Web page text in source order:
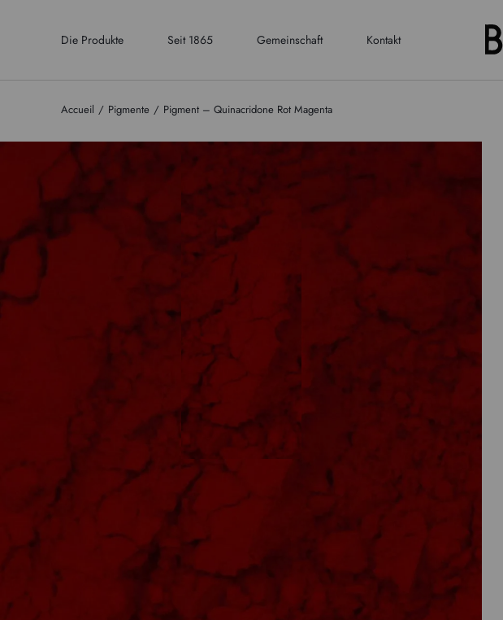
Die Produkte Seit 1865 Gemeinschaft Kontakt
Accueil Pigmente Pigment – Quinacridone Rot Magenta